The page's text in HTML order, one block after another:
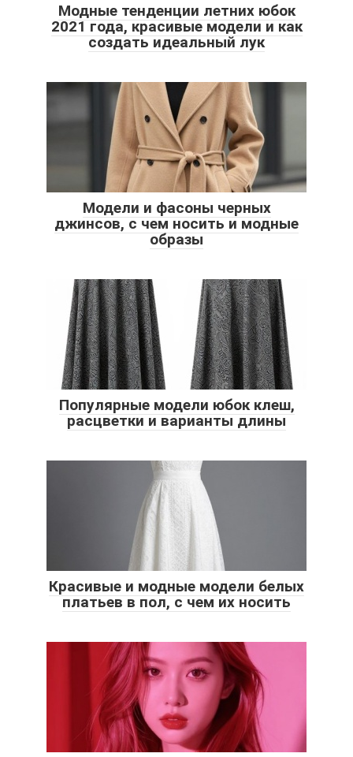
Модные тенденции летних юбок
2021 года, красивые модели и как
создать идеальный лук
Модели и фасоны черных
джинсов, с чем носить и модные
образы
Популярные модели юбок клеш,
расцветки и варианты длины
Красивые и модные модели белых
платьев в пол, с чем их носить